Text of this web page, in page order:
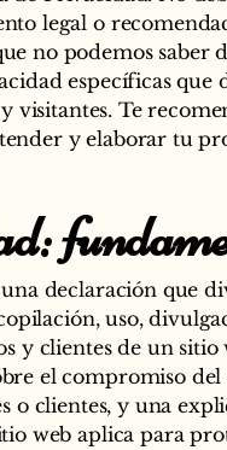
legal o
no podemos saber
específicas que
visitantes. Te
y elaborar tu
declaración que
uso,
y clientes de un sitio
el compromiso del
o clientes, y una
web aplica para